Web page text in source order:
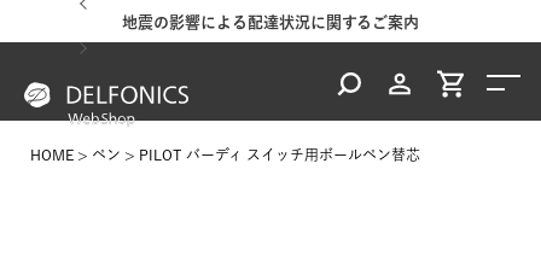
地震の影響による配達状況に関するご案内
HOME ペン PILOT バーディ スイッチ用ボールペン替芯